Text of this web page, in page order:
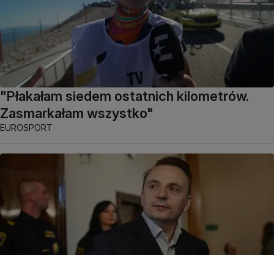
"Płakałam siedem ostatnich kilometrów.
Zasmarkałam wszystko"
EUROSPORT